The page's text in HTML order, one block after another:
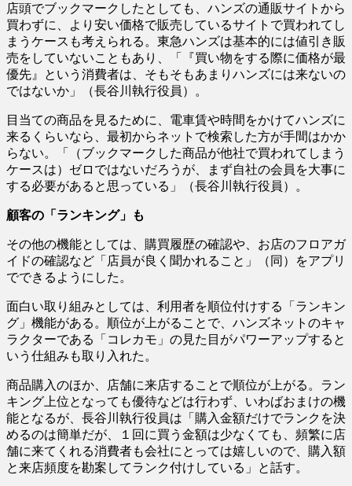
店頭でブックマークしたとしても、ハンズの通販サイトから
買わずに、より安い価格で販売しているサイトで買われてし
まうケースも考えられる。東急ハンズは基本的には値引き販
売をしていないこともあり、「『買い物をする際に価格が最
優先』という消費者は、そもそもあまりハンズには来ないの
ではないか」（長谷川執行役員）。
目当ての商品を見るために、電車賃や時間をかけてハンズに
来るくらいなら、最初からネットで検索した方が手間はかか
らない。「（ブックマークした商品が他社で買われてしまう
ケースは）ゼロではないだろうが、まず自社の会員を大事に
する必要があると思っている」（長谷川執行役員）。
顧客の「ランキング」も
その他の機能としては、購買履歴の確認や、お店のフロアガ
イドの確認など「店員が良く聞かれること」（同）をアプリ
でできるようにした。
面白い取り組みとしては、利用者を順位付けする「ランキン
グ」機能がある。順位が上がることで、ハンズネットのキャ
ラクターである「コレカモ」の見た目がパワーアップすると
いう仕組みも取り入れた。
商品購入のほか、店舗に来店することで順位が上がる。ラン
キング上位となっても優待などは行わず、いわばおまけの機
能となるが、長谷川執行役員は「購入金額だけでランクを決
めるのは簡単だが、１回に買う金額は少なくても、頻繁に店
舗に来てくれる消費者も会社にとっては嬉しいので、購入額
と来店頻度を勘案してランク付けしている」と話す。